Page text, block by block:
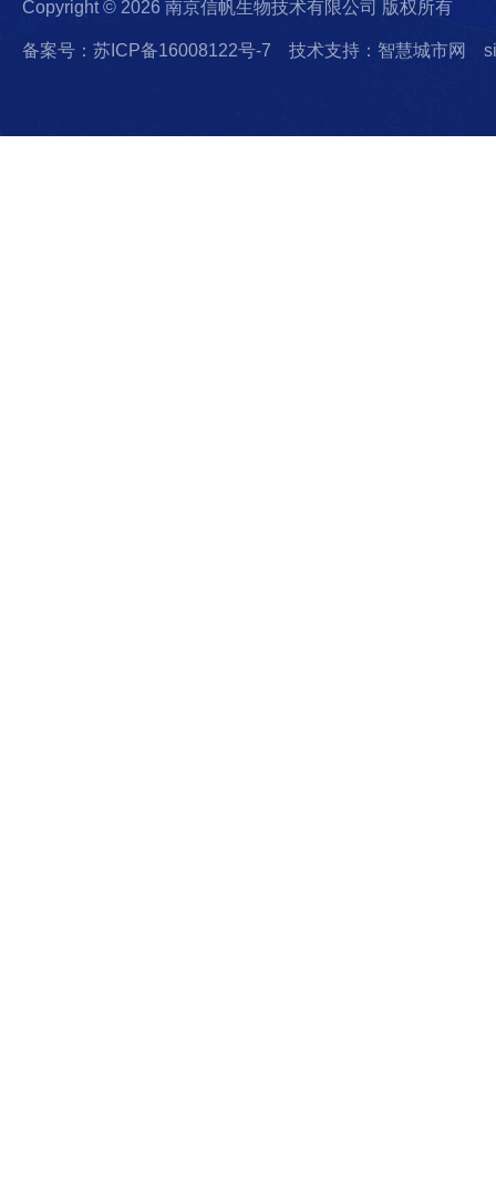
Copyright © 2026 南京信帆生物技术有限公司 版权所有
备案号：苏ICP备16008122号-7 技术支持：智慧城市网